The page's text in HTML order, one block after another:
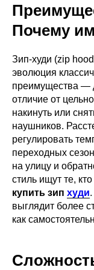
Почему
Зип-худи (zip
эволюция
преимущества —
отличие от
накинуть или
наушников.
регулировать
переходных
на улицу и
стиль ищут те,
купить зип худи
выглядит более
как